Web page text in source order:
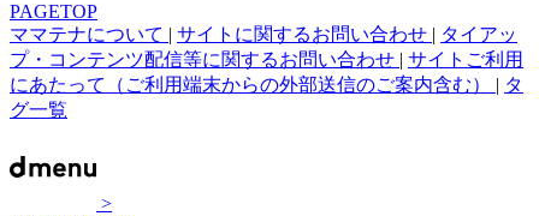
PAGETOP
ママテナについて | サイトに関するお問い合わせ | タイアッ
プ・コンテンツ配信等に関するお問い合わせ | サイトご利用
にあたって（ご利用端末からの外部送信のご案内含む） | タ
グ一覧
>